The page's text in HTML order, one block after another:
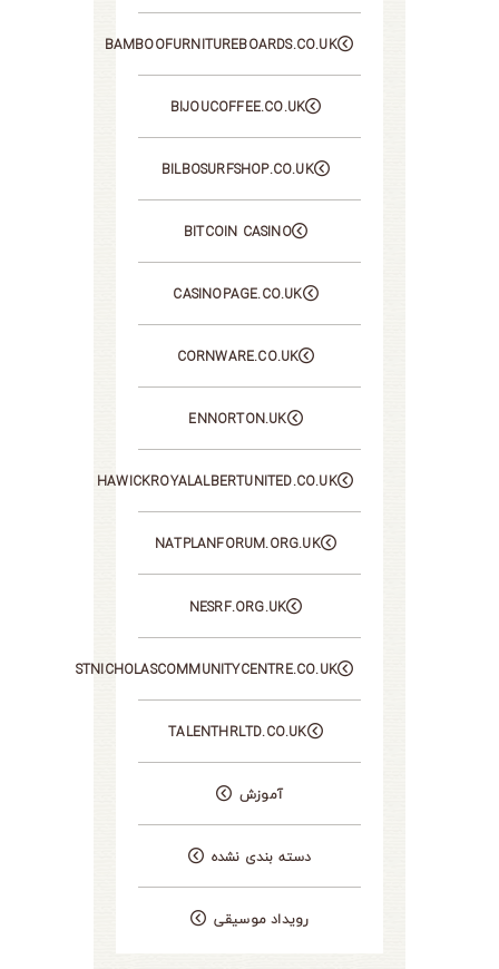
BAMBOOFURNITUREBOARDS.CO.UK
BIJOUCOFFEE.CO.UK
BILBOSURFSHOP.CO.UK
BITCOIN CASINO
CASINOPAGE.CO.UK
CORNWARE.CO.UK
ENNORTON.UK
HAWICKROYALALBERTUNITED.CO.UK
NATPLANFORUM.ORG.UK
NESRF.ORG.UK
STNICHOLASCOMMUNITYCENTRE.CO.UK
TALENTHRLTD.CO.UK
آموزش
دسته بندی نشده
رویداد موسیقی